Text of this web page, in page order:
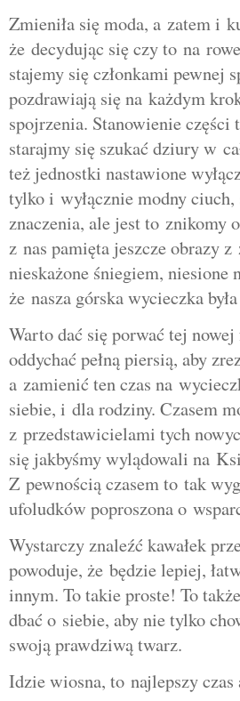
Zmieniła się moda, a zatem i
że decydując się czy to na
stajemy się członkami pewnej
pozdrawiają się na każdym
spojrzenia. Stanowienie
starajmy się szukać dziury w
też jednostki nastawione
tylko i wyłącznie modny ciuch,
znaczenia, ale jest to znikomy
z nas pamięta jeszcze obrazy
nieskażone śniegiem, niesione
że nasza górska wycieczka
Warto dać się porwać tej
oddychać pełną piersią, aby
a zamienić ten czas na
siebie, i dla rodziny. Czasem
z przedstawicielami tych
się jakbyśmy wylądowali na
Z pewnością czasem to tak
ufoludków poproszona o
Wystarczy znaleźć kawałek
powoduje, że będzie lepiej,
innym. To takie proste! To
dbać o siebie, aby nie tylko
swoją prawdziwą twarz.
Idzie wiosna, to najlepszy